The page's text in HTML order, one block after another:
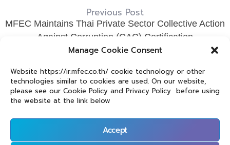
Manage Cookie Consent
Website https://ir.mfec.co.th/ cookie technology or other
technologies similar to cookies are used. On our website,
please see our Cookie Policy and Privacy Policy before using
the website at the link below
Accept
MFEC Maintains Thai Private Sector Collective Action
Against Corruption (CAC) Certification
Previous Post
MFEC ได้รับการประเมินคุณภาพการจัดประชุมสามัญผู้ถือ
หุ้น ประจำปี 2565